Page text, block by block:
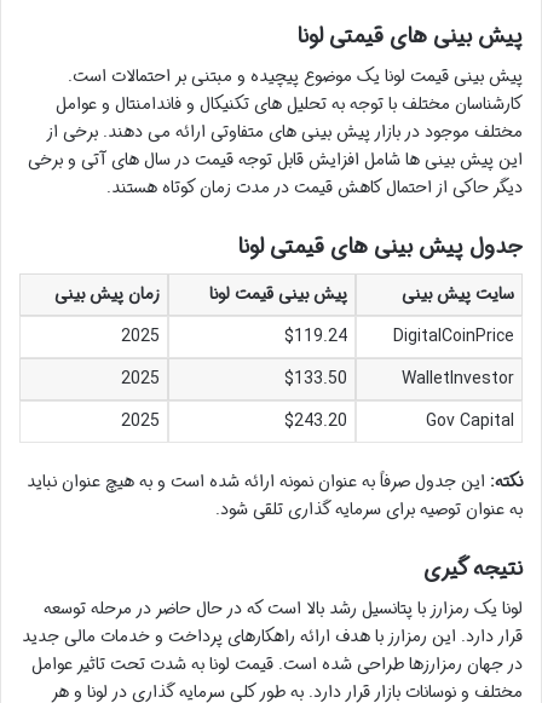
پیش بینی های قیمتی لونا
پیش بینی قیمت لونا یک موضوع پیچیده و مبتنی بر احتمالات است.
کارشناسان مختلف با توجه به تحلیل های تکنیکال و فاندامنتال و عوامل
مختلف موجود در بازار پیش بینی های متفاوتی ارائه می دهند. برخی از
این پیش بینی ها شامل افزایش قابل توجه قیمت در سال های آتی و برخی
دیگر حاکی از احتمال کاهش قیمت در مدت زمان کوتاه هستند.
جدول پیش بینی های قیمتی لونا
سایت پیش بینی پیش بینی قیمت لونا
زمان پیش بینی
DigitalCoinPrice
$119.24
2025
WalletInvestor
$133.50
2025
Gov Capital
$243.20
2025
نکته: این جدول صرفاً به عنوان نمونه ارائه شده است و به هیچ عنوان نباید
به عنوان توصیه برای سرمایه گذاری تلقی شود.
نتیجه گیری
لونا یک رمزارز با پتانسیل رشد بالا است که در حال حاضر در مرحله توسعه
قرار دارد. این رمزارز با هدف ارائه راهکارهای پرداخت و خدمات مالی جدید
در جهان رمزارزها طراحی شده است. قیمت لونا به شدت تحت تاثیر عوامل
مختلف و نوسانات بازار قرار دارد. به طور کلی سرمایه گذاری در لونا و هر